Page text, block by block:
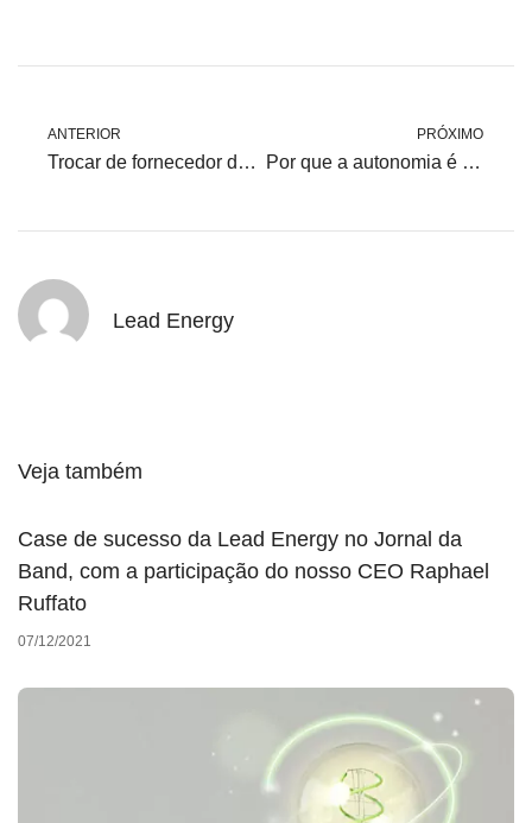
ANTERIOR
Trocar de fornecedor de energia ou instalar energia solar?
PRÓXIMO
Por que a autonomia é a bola da vez para o consumidor de energia?
Lead Energy
Veja também
Case de sucesso da Lead Energy no Jornal da
Band, com a participação do nosso CEO Raphael
Ruffato
07/12/2021